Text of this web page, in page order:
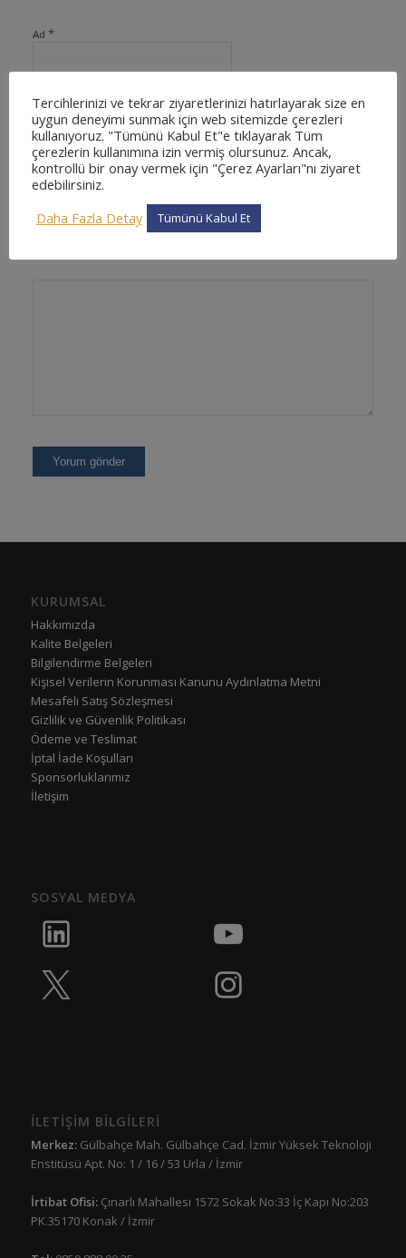
Ad *
E-posta*
KURUMSAL
Hakkımızda
Kalite Belgeleri
Bilgilendirme Belgeleri
Kişisel Verilerin Korunması Kanunu Aydınlatma Metni
Mesafeli Satış Sözleşmesi
Gizlilik ve Güvenlik Politikası
Ödeme ve Teslimat
İptal İade Koşulları
Sponsorluklarımız
İletişim
SOSYAL MEDYA
İLETİŞİM BİLGİLERİ
Merkez:Gülbahçe Mah. Gülbahçe Cad. İzmir Yüksek Teknoloji
Enstitüsü Apt. No: 1 / 16 / 53 Urla / İzmir
İrtibat Ofisi: Çınarlı Mahallesi 1572 Sokak No:33 İç Kapı No:203
PK.35170 Konak / İzmir
Tercihlerinizi ve tekrar ziyaretlerinizi hatırlayarak size en
uygun deneyimi sunmak için web sitemizde çerezleri
kullanıyoruz. "Tümünü Kabul Et"e tıklayarak Tüm
çerezlerin kullanımına izin vermiş olursunuz. Ancak,
kontrollü bir onay vermek için "Çerez Ayarları"nı ziyaret
edebilirsiniz.
Daha Fazla Detay
Tümünü Kabul Et